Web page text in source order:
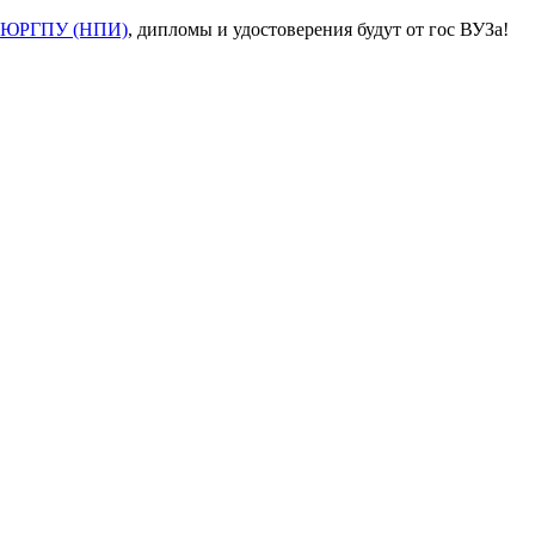
ЮРГПУ (НПИ), дипломы и удостоверения будут от гос ВУЗа!